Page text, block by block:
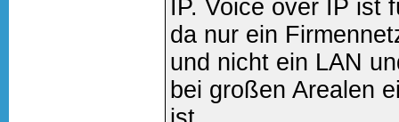
IP. Voice over IP ist
da nur ein
und nicht ein LAN
bei großen Arealen